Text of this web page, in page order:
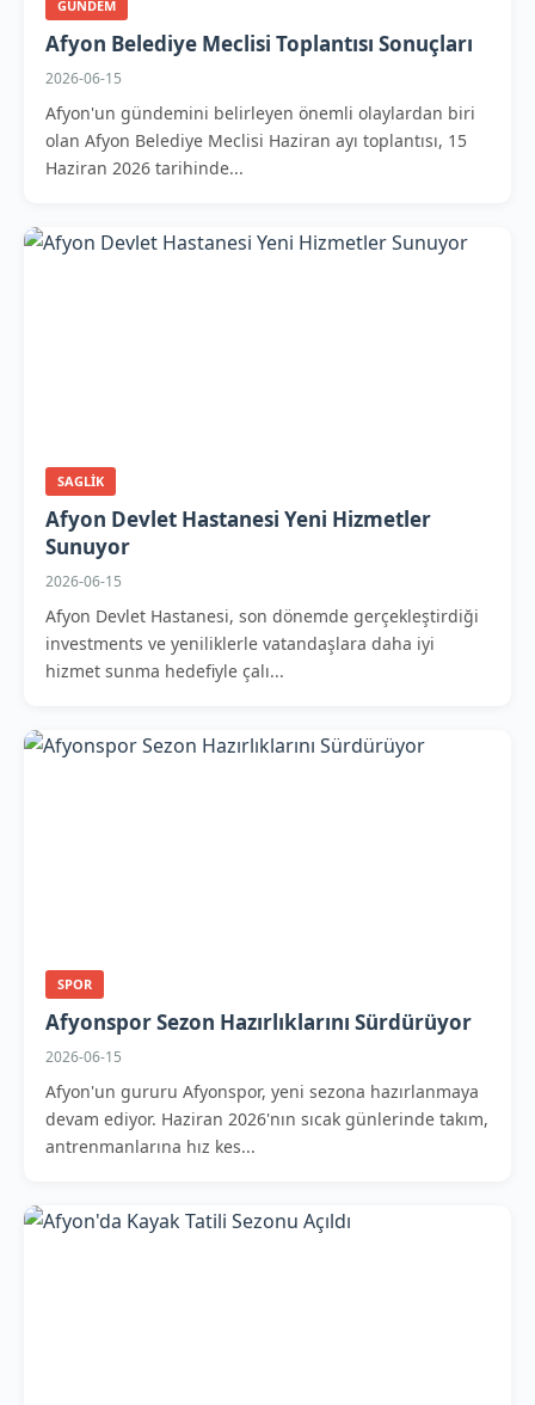
GUNDEM
Afyon Belediye Meclisi Toplantısı Sonuçları
2026-06-15
Afyon'un gündemini belirleyen önemli olaylardan biri
olan Afyon Belediye Meclisi Haziran ayı toplantısı, 15
Haziran 2026 tarihinde...
SAGLIK
Afyon Devlet Hastanesi Yeni Hizmetler
Sunuyor
2026-06-15
Afyon Devlet Hastanesi, son dönemde gerçekleştirdiği
investments ve yeniliklerle vatandaşlara daha iyi
hizmet sunma hedefiyle çalı...
SPOR
Afyonspor Sezon Hazırlıklarını Sürdürüyor
2026-06-15
Afyon'un gururu Afyonspor, yeni sezona hazırlanmaya
devam ediyor. Haziran 2026'nın sıcak günlerinde takım,
antrenmanlarına hız kes...